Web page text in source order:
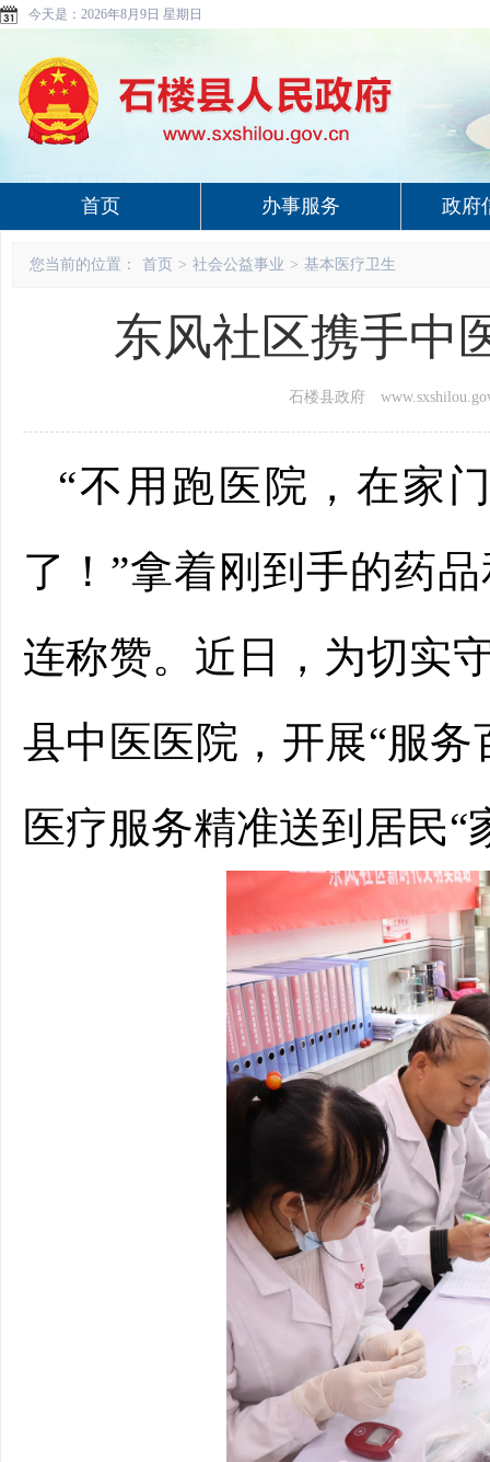
今天是： 2026年8月9日 星期日
首页 办事服务 政府
您当前的位置： 首页 > 社会公益事业 > 基本医疗卫生
东风社区携手中
石楼县政府
“不用跑医院，在家
了！”拿着刚到手的药
连称赞。近日，为切实
县中医医院，开展“服
医疗服务精准送到居民“